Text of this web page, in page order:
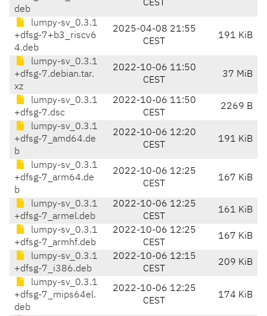
deb
CEST
lumpy-sv_0.3.1
+dfsg-7+b3_riscv6
4.deb
2025-04-08 21:55
CEST
191 KiB
lumpy-sv_0.3.1
+dfsg-7.debian.tar.
xz
2022-10-06 11:50
CEST
37 MiB
lumpy-sv_0.3.1
+dfsg-7.dsc
2022-10-06 11:50
CEST
2269 B
lumpy-sv_0.3.1
+dfsg-7_amd64.de
b
2022-10-06 12:20
CEST
191 KiB
lumpy-sv_0.3.1
+dfsg-7_arm64.de
b
2022-10-06 12:25
CEST
167 KiB
lumpy-sv_0.3.1
+dfsg-7_armel.deb
2022-10-06 12:25
CEST
161 KiB
lumpy-sv_0.3.1
+dfsg-7_armhf.deb
2022-10-06 12:25
CEST
167 KiB
lumpy-sv_0.3.1
+dfsg-7_i386.deb
2022-10-06 12:15
CEST
209 KiB
lumpy-sv_0.3.1
+dfsg-7_mips64el.
deb
2022-10-06 12:25
CEST
174 KiB